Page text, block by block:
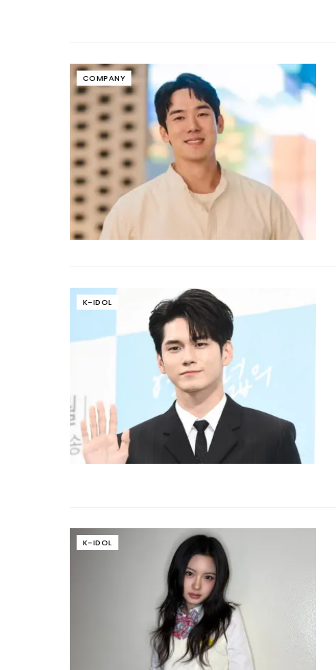
COMPANY
K-IDOL
K-IDOL